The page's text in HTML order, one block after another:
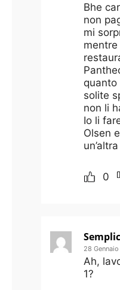
Bhe
non
mi
quanto
solite
non li
Io li
Olsen
0
28 Gennaio
Ah,
1?